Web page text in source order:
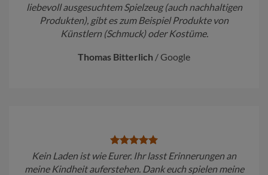
liebevoll ausgesuchtem Spielzeug (auch nachhaltigen
Produkten), gibt es zum Beispiel Produkte von
Künstlern (Schmuck) oder Kostüme.
Thomas Bitterlich / Google
Kein Laden ist wie Eurer. Ihr lasst Erinnerungen an
meine Kindheit auferstehen. Dank euch spielen meine